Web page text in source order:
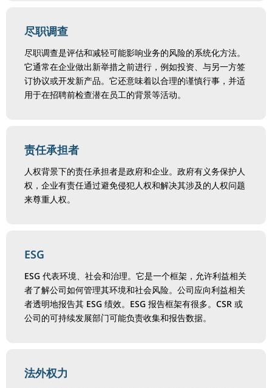
尽职调查
尽职调查是评估和减轻可能影响业务的风险的系统化方法。
它通常在企业做出新举措之前进行，例如投资、与另一方签
订协议或开发新产品。它还意味着以合理的谨慎行事，并适
用于在招聘前检查潜在员工的背景等活动。
责任承担者
人权背景下的责任承担者是政府和企业。政府有义务保护人
权，企业有责任通过避免侵犯人权和解决其涉及的人权问题
来尊重人权。
ESG
ESG 代表环境、社会和治理。它是一个框架，允许利益相关
者了解公司如何管理其环境和社会风险。公司应向利益相关
者透明地报告其 ESG 绩效。ESG 报告框架有很多。CSR 或
公司的可持续发展部门可能负责收集和报告数据。
法外权力